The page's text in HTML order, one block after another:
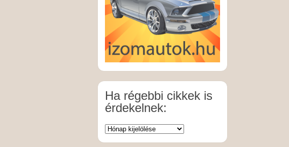
Ha régebbi cikkek is
érdekelnek: